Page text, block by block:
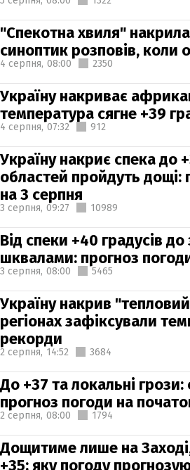
"Спекотна хвиля"
синоптик розповів, коли
4 серпня, 08:00 2350
Україну накриває
температура сягне +39
4 серпня, 07:32 912
Україну накриє спека до
областей пройдуть дощі:
на 3 серпня
3 серпня, 09:27 10989
Від спеки +40 градусів до
шквалами: прогноз
3 серпня, 08:00 5465
Україну накрив
регіонах зафіксували
рекорди
2 серпня, 14:52 3684
До +37 та локальні
прогноз погоди на
2 серпня, 08:00 1794
Дощитиме лише на
+35: яку погоду